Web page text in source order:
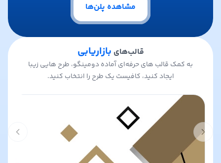
مشاهده پلن‌ها
قالب‌های بازاریابی
به کمک قالب های حرفه‌ای آماده دومینگو، طرح هایی زیبا
ایجاد کنید، کافیست یک طرح را انتخاب کنید.
Previous slide
slide